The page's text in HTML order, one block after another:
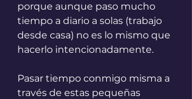
porque aunque paso mucho
tiempo a diario a solas (trabajo
desde casa) no es lo mismo que
hacerlo intencionadamente.
Pasar tiempo conmigo misma a
través de estas pequeñas